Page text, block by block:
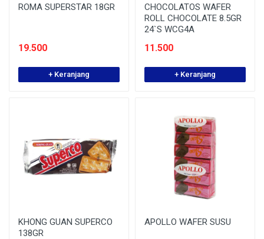
ROMA SUPERSTAR 18GR
19.500
+ Keranjang
CHOCOLATOS WAFER
ROLL CHOCOLATE 8.5GR
24`S WCG4A
11.500
+ Keranjang
KHONG GUAN SUPERCO
138GR
APOLLO WAFER SUSU